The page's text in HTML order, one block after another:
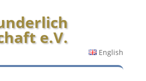
e.V.
English